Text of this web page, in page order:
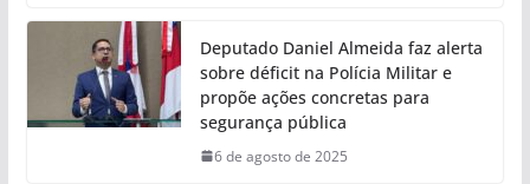
Deputado Daniel Almeida faz alerta
sobre déficit na Polícia Militar e
propõe ações concretas para
segurança pública
6 de agosto de 2025